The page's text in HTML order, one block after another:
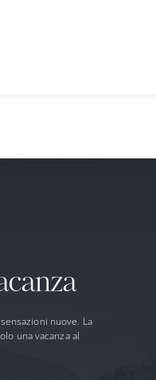
nuove. La
una vacanza al